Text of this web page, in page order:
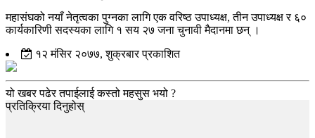
महासंघको नयाँ नेतृत्वका पुग्नका लागि एक वरिष्ठ उपाध्यक्ष, तीन उपाध्यक्ष र ६०
कार्यकारिणी सदस्यका लागि १ सय २७ जना चुनावी मैदानमा छन् ।
१२ मंसिर २०७७, शुक्रबार प्रकाशित
यो खबर पढेर तपाईलाई कस्तो महसुस भयो ?
प्रतिक्रिया दिनुहोस्